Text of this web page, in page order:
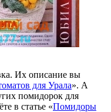
Их описание вы
для Урала». А
помидорок для
в статье «Помидоры